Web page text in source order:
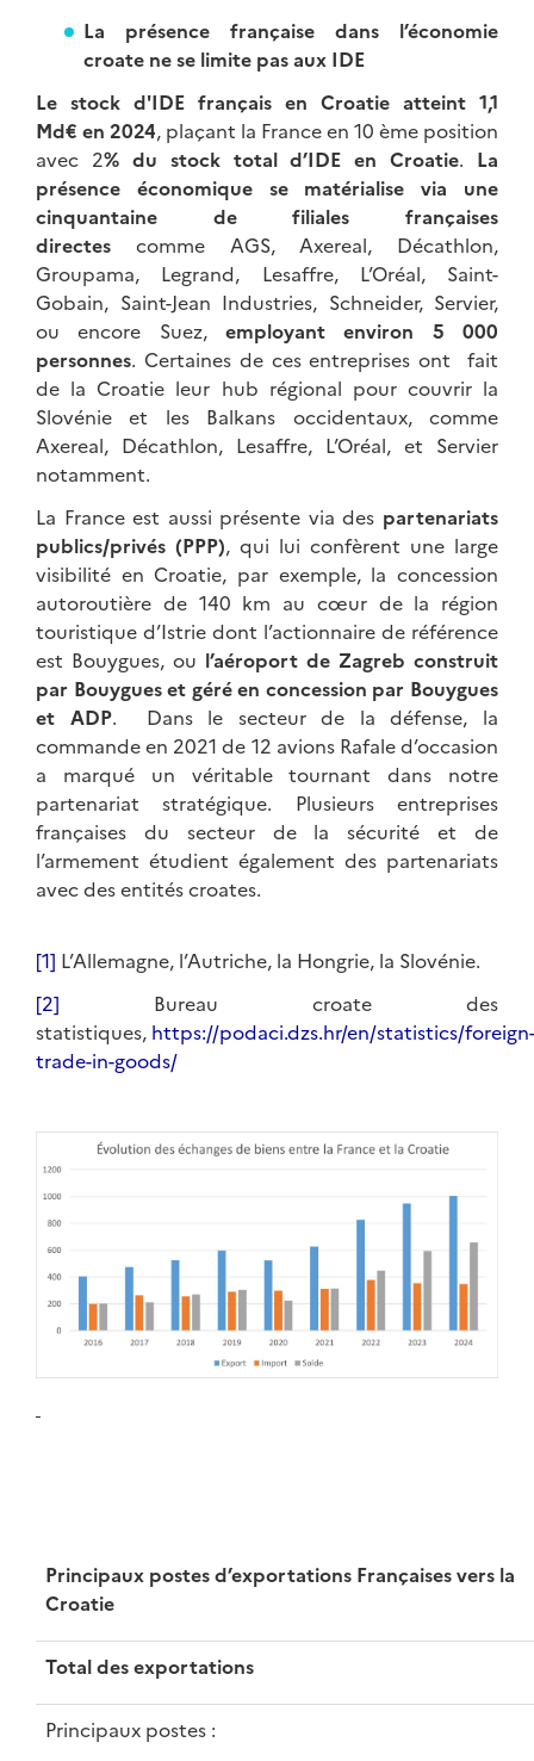
La présence française dans l’économie
croate ne se limite pas aux IDE
Le stock d'IDE français en Croatie atteint 1,1
Md€ en 2024, plaçant la France en 10 ème position
avec 2% du stock total d’IDE en Croatie. La
présence économique se matérialise via une
cinquantaine de filiales françaises
directes comme AGS, Axereal, Décathlon,
Groupama, Legrand, Lesaffre, L’Oréal, Saint-
Gobain, Saint-Jean Industries, Schneider, Servier,
ou encore Suez, employant environ 5 000
personnes. Certaines de ces entreprises ont fait
de la Croatie leur hub régional pour couvrir la
Slovénie et les Balkans occidentaux, comme
Axereal, Décathlon, Lesaffre, L’Oréal, et Servier
notamment.
La France est aussi présente via des partenariats
publics/privés (PPP), qui lui confèrent une large
visibilité en Croatie, par exemple, la concession
autoroutière de 140 km au cœur de la région
touristique d’Istrie dont l’actionnaire de référence
est Bouygues, ou l’aéroport de Zagreb construit
par Bouygues et géré en concession par Bouygues
et ADP. Dans le secteur de la défense, la
commande en 2021 de 12 avions Rafale d’occasion
a marqué un véritable tournant dans notre
partenariat stratégique. Plusieurs entreprises
françaises du secteur de la sécurité et de
l’armement étudient également des partenariats
avec des entités croates.
[1] L’Allemagne, l’Autriche, la Hongrie, la Slovénie.
[2] Bureau croate des
statistiques, https://podaci.dzs.hr/en/statistics/foreign-
trade-in-goods/
Principaux postes d’exportations Françaises vers la
Croatie
Total des exportations
Principaux postes :